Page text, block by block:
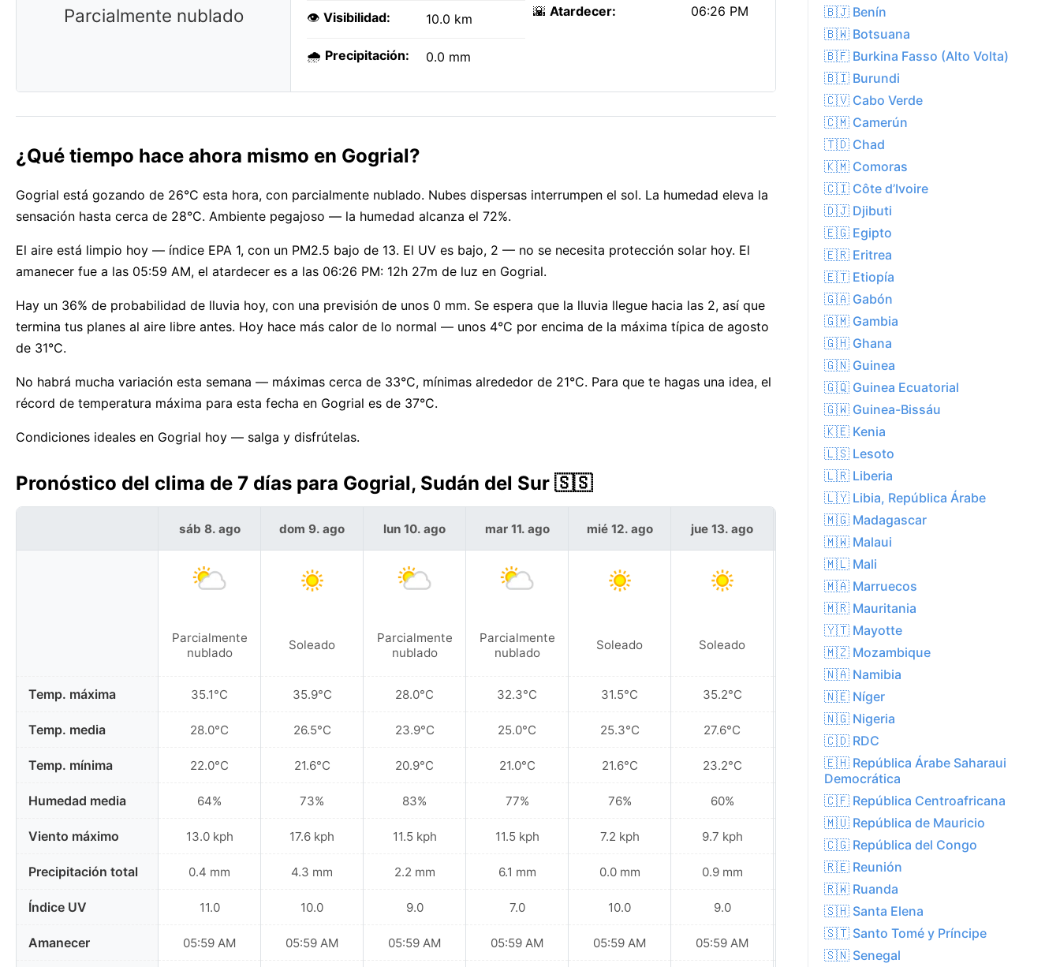
Parcialmente nublado 👁️ Visibilidad: 10.0 km
🌧️ Precipitación: 0.0 mm
🌇 Atardecer: 06:26 PM
¿Qué tiempo hace ahora mismo en Gogrial?
Gogrial está gozando de 26°C esta hora, con parcialmente nublado. Nubes dispersas interrumpen el sol. La humedad eleva la
sensación hasta cerca de 28°C. Ambiente pegajoso — la humedad alcanza el 72%.
El aire está limpio hoy — índice EPA 1, con un PM2.5 bajo de 13. El UV es bajo, 2 — no se necesita protección solar hoy. El
amanecer fue a las 05:59 AM, el atardecer es a las 06:26 PM: 12h 27m de luz en Gogrial.
Hay un 36% de probabilidad de lluvia hoy, con una previsión de unos 0 mm. Se espera que la lluvia llegue hacia las 2, así que
termina tus planes al aire libre antes. Hoy hace más calor de lo normal — unos 4°C por encima de la máxima típica de agosto
de 31°C.
No habrá mucha variación esta semana — máximas cerca de 33°C, mínimas alrededor de 21°C. Para que te hagas una idea, el
récord de temperatura máxima para esta fecha en Gogrial es de 37°C.
Condiciones ideales en Gogrial hoy — salga y disfrútelas.
Pronóstico del clima de 7 días para Gogrial, Sudán del Sur 🇸🇸
Temp. máxima
Temp. media
Temp. mínima
Humedad media
Viento máximo
Precipitación total
Índice UV
Amanecer
sáb 8. ago
Parcialmente
nublado
35.1°C
28.0°C
22.0°C
64%
13.0 kph
0.4 mm
11.0
05:59 AM
dom 9. ago
Soleado
35.9°C
26.5°C
21.6°C
73%
17.6 kph
4.3 mm
10.0
05:59 AM
lun 10. ago
Parcialmente
nublado
28.0°C
23.9°C
20.9°C
83%
11.5 kph
2.2 mm
9.0
05:59 AM
mar 11. ago
Parcialmente
nublado
32.3°C
25.0°C
21.0°C
77%
11.5 kph
6.1 mm
7.0
05:59 AM
mié 12. ago
Soleado
31.5°C
25.3°C
21.6°C
76%
7.2 kph
0.0 mm
10.0
05:59 AM
jue 13. ago
Soleado
35.2°C
27.6°C
23.2°C
60%
9.7 kph
0.9 mm
9.0
05:59 AM
vie 14. ago
Soleado
34.0°C
27.1°C
22.3°C
67%
14.4 kph
1.9 mm
8.0
06:00 AM
🇧🇯 Benín
🇧🇼 Botsuana
🇧🇫 Burkina Fasso (Alto Volta)
🇧🇮 Burundi
🇨🇻 Cabo Verde
🇨🇲 Camerún
🇹🇩 Chad
🇰🇲 Comoras
🇨🇮 Côte d’Ivoire
🇩🇯 Djibuti
🇪🇬 Egipto
🇪🇷 Eritrea
🇪🇹 Etiopía
🇬🇦 Gabón
🇬🇲 Gambia
🇬🇭 Ghana
🇬🇳 Guinea
🇬🇶 Guinea Ecuatorial
🇬🇼 Guinea-Bissáu
🇰🇪 Kenia
🇱🇸 Lesoto
🇱🇷 Liberia
🇱🇾 Libia, República Árabe
🇲🇬 Madagascar
🇲🇼 Malaui
🇲🇱 Mali
🇲🇦 Marruecos
🇲🇷 Mauritania
🇾🇹 Mayotte
🇲🇿 Mozambique
🇳🇦 Namibia
🇳🇪 Níger
🇳🇬 Nigeria
🇨🇩 RDC
🇪🇭 República Árabe Saharaui
Democrática
🇨🇫 República Centroafricana
🇲🇺 República de Mauricio
🇨🇬 República del Congo
🇷🇪 Reunión
🇷🇼 Ruanda
🇸🇭 Santa Elena
🇸🇹 Santo Tomé y Príncipe
🇸🇳 Senegal